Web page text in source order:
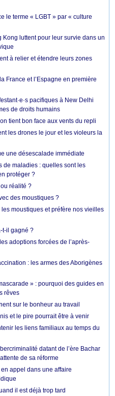
le terme « LGBT » par « culture
Kong luttent pour leur survie dans un
à relier et étendre leurs zones
France et l’Espagne en première
pacifiques à New Delhi
de droits humains
tient bon face aux vents du repli
les drones le jour et les violeurs la
une désescalade immédiate
de maladies : quelles sont les
protéger ?
réalité ?
des moustiques ?
moustiques et préfère nos vieilles
t-il gagné ?
adoptions forcées de l’après-
: les armes des Aborigènes
» : pourquoi des guides en
rêves
sur le bonheur au travail
et le pire pourrait être à venir
les liens familiaux au temps du
datant de l’ère Bachar
de sa réforme
appel dans une affaire
il est déjà trop tard